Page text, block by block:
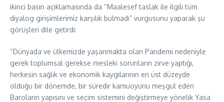
ikinci basın açıklamasında da “Maalesef taslak ile ilgili tüm
diyalog girişimlerimiz karşılık bulmadı” vurgusunu yaparak şu
görüşleri dile getirdi:
“Dünyada ve ülkemizde yaşanmakta olan Pandemi nedeniyle
gerek toplumsal gerekse mesleki sorunların zirve yaptığı,
herkesin sağlık ve ekonomik kaygılarının en üst düzeyde
olduğu bir dönemde, bir süredir kamuoyunu meşgul eden
Baroların yapısını ve seçim sistemini değiştirmeye yönelik Yasa